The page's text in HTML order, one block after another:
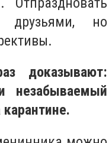
но
доказывают:
незабываемый